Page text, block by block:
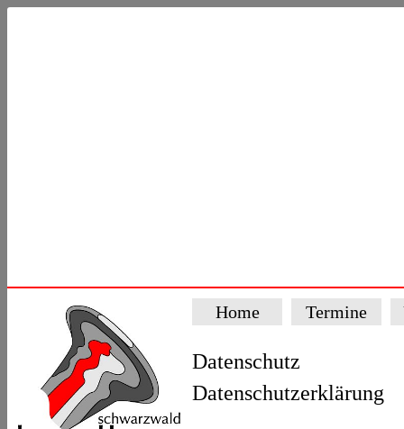
Home Termine
Datenschutz
Datenschutzerklärung